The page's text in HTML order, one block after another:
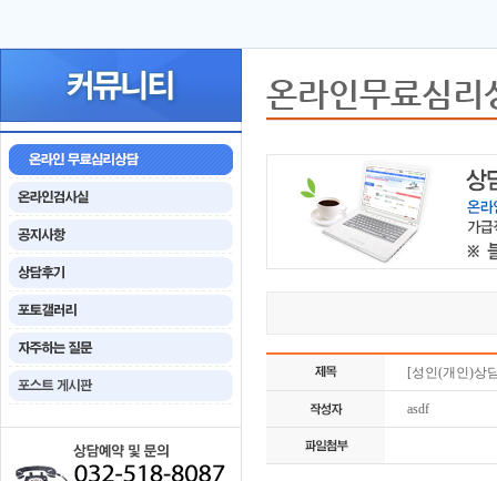
온라인무료심리
[성인(개인)상
asdf